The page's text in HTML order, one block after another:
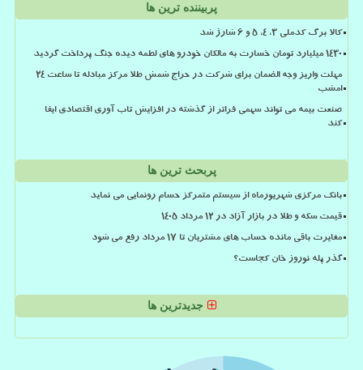
پربیننده ترین ها
کالا برگ کدملی 3، 4، 5 و 6 شارژ شد
۱۴۳۰ میلیارد تومان خسارت به مالکان خودرو های لطمه دیده جنگ پرداخت گردید
مهلت واریز وجه الضمان برای شرکت در حراج شمش طلا مرکز مبادله تا ساعت ۲۴
امشب
صنعت بیمه می تواند سهمی فراتر از گذشته در افزایش تاب آوری اقتصادی ایفا
کند
پربحث ترین ها
بانک مرکزی شهریورماه از سیستم متمرکز حسام رونمایی می نماید
قیمت سکه و طلا در بازار آزاد در ۱۲ مرداد ۱۴۰۵
مغایرت باقی مانده حساب های مشتریان تا 17 مرداد رفع می شود
گذر پله نوروز خان کجاست؟
جدیدترین ها